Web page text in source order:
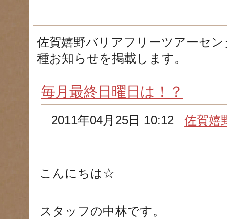
佐賀嬉野バリアフリーツアーセ
種お知らせを掲載します。
毎月最終日曜日は！？
2011年04月25日 10:12佐賀嬉
こんにちは☆
スタッフの中林です。